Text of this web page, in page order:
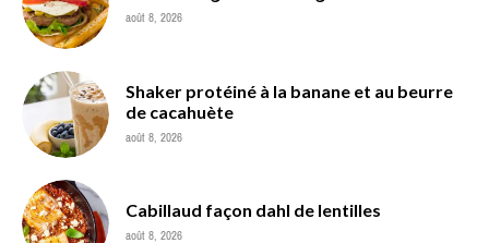
août 8, 2026
Shaker protéiné à la banane et au beurre
de cacahuète
août 8, 2026
Cabillaud façon dahl de lentilles
août 8, 2026